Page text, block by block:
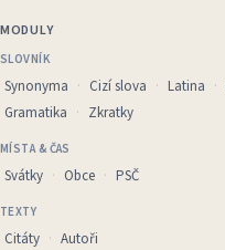
MODULY
SLOVNÍK
Synonyma Cizí slova Latina
Gramatika
Zkratky
MÍSTA & ČAS
Svátky Obce PSČ
TEXTY
Citáty Autoři